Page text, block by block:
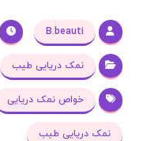
B.beauti
نمک دریایی طیب
خواص نمک دریایی
نمک دریایی طیب